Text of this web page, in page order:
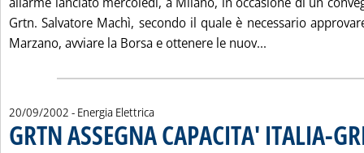
Grtn. Salvatore Machì, secondo il quale è necessario
Marzano, avviare la Borsa e ottenere le nuov...
20/09/2002 - Energia Elettrica
GRTN ASSEGNA CAPACITA' ITALIA-